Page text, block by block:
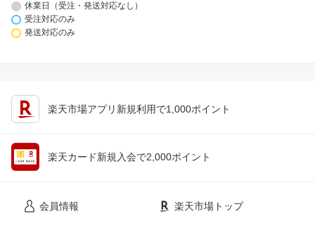
休業日（受注・発送対応なし）
受注対応のみ
発送対応のみ
楽天市場アプリ新規利用で1,000ポイント
楽天カード新規入会で2,000ポイント
会員情報 楽天市場トップ